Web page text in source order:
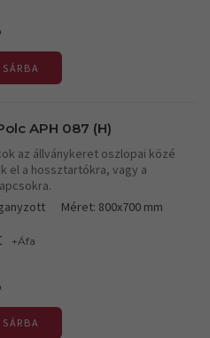
APH 087 (H)
az állványkeret oszlopai közé
el a hossztartókra, vagy a
Méret: 800x700 mm
+Áfa